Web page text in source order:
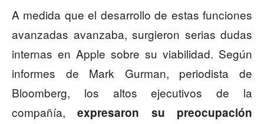
A medida que el desarrollo de estas funciones
avanzadas avanzaba, surgieron serias dudas
internas en Apple sobre su viabilidad. Según
informes de Mark Gurman, periodista de
Bloomberg, los altos ejecutivos de la
compañía,expresaron su preocupación